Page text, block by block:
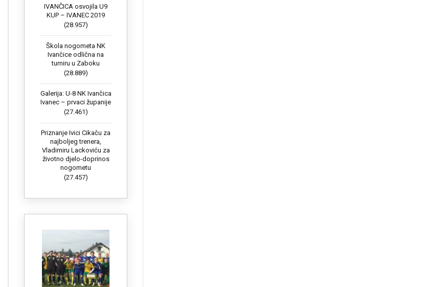
IVANČICA osvojila U9
KUP – IVANEC 2019
(28.957)
Škola nogometa NK
Ivančice odlična na
turniru u Zaboku
(28.889)
Galerija: U-8 NK Ivančica
Ivanec – prvaci županije
(27.461)
Priznanje Ivici Cikaču za
najboljeg trenera,
Vladimiru Lackoviću za
životno djelo-doprinos
nogometu
(27.457)